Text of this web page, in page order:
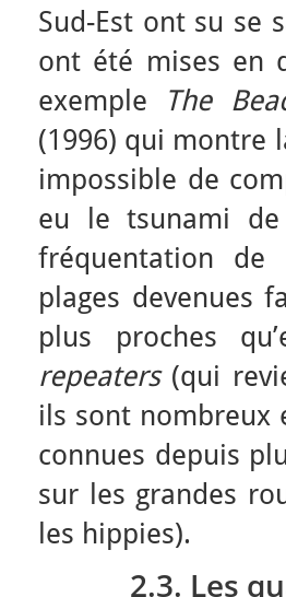
Sud-Est ont su se
ont été mises en
exemple
The
(1996) qui montre
impossible de
eu le tsunami
fréquentation de
plages devenues
plus proches
repeaters (qui
ils sont nombreux
connues depuis
sur les grandes
les hippies).
2.3. Les